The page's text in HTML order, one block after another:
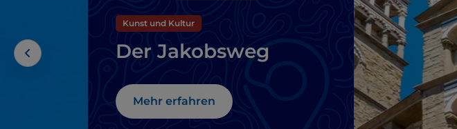
Kunst und Kultur
Der Jakobsweg
Mehr erfahren